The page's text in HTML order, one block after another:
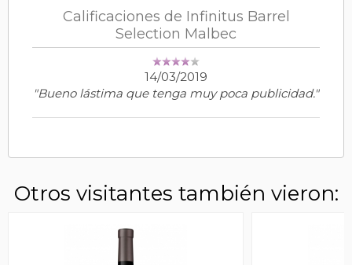
Calificaciones de Infinitus Barrel
Selection Malbec
14/03/2019
"Bueno lástima que tenga muy poca publicidad."
Otros visitantes también vieron: